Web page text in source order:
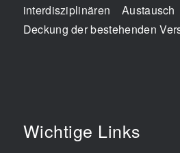
interdisziplinären
Deckung der bestehenden
Wichtige Links